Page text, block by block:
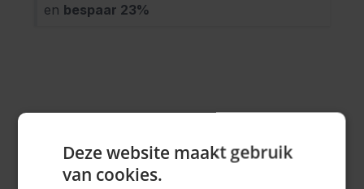
en bespaar 23%
Deze leuke door knoop ballonnen zorgen voor een perfecte
aankleding van uw eigenOktoberfest! Doordat ze op
Deze website maakt gebruik
van cookies.